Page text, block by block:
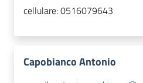
cellulare:0516079643
Capobianco Antonio